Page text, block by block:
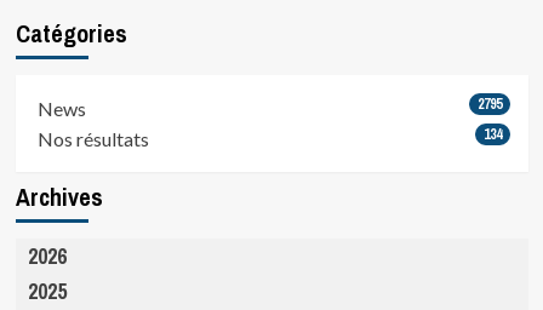
Catégories
News 2795
Nos résultats 134
Archives
2026
2025